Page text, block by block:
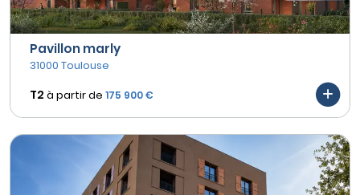
Pavillon marly
31000 Toulouse
T2 à partir de 175 900 €